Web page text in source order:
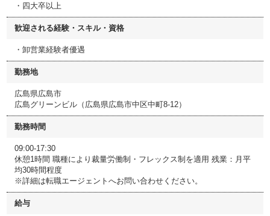
・四大卒以上
歓迎される経験・スキル・資格
・卸営業経験者優遇
勤務地
広島県広島市
広島グリーンビル（広島県広島市中区中町8-12）
勤務時間
09:00-17:30
休憩1時間 職種により裁量労働制・フレックス制を適用 残業：月平
均30時間程度
※詳細は転職エージェントへお問い合わせください。
給与